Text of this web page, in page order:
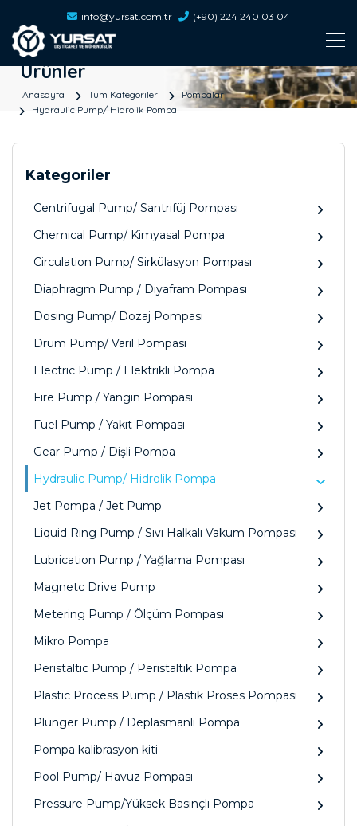
info@yursat.com.tr (+90) 224 240 03 04
Ürünler
Anasayfa Tüm Kategoriler
Pompalar
Hydraulic Pump/ Hidrolik Pompa
Kategoriler
Centrifugal Pump/ Santrifüj Pompası
Chemical Pump/ Kimyasal Pompa
Circulation Pump/ Sirkülasyon Pompası
Diaphragm Pump / Diyafram Pompası
Dosing Pump/ Dozaj Pompası
Drum Pump/ Varil Pompası
Electric Pump / Elektrikli Pompa
Fire Pump / Yangın Pompası
Fuel Pump / Yakıt Pompası
Gear Pump / Dişli Pompa
Hydraulic Pump/ Hidrolik Pompa
Jet Pompa / Jet Pump
Liquid Ring Pump / Sıvı Halkalı Vakum Pompası
Lubrication Pump / Yağlama Pompası
Magnetc Drive Pump
Metering Pump / Ölçüm Pompası
Mikro Pompa
Peristaltic Pump / Peristaltik Pompa
Plastic Process Pump / Plastik Proses Pompası
Plunger Pump / Deplasmanlı Pompa
Pompa kalibrasyon kiti
Pool Pump/ Havuz Pompası
Pressure Pump/Yüksek Basınçlı Pompa